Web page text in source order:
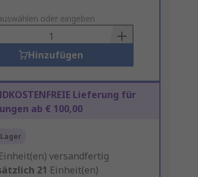
oder eingeben
Hinzufügen
Lieferung für
ab € 100,00
Einheit(en) versandfertig
21 Einheit(en)